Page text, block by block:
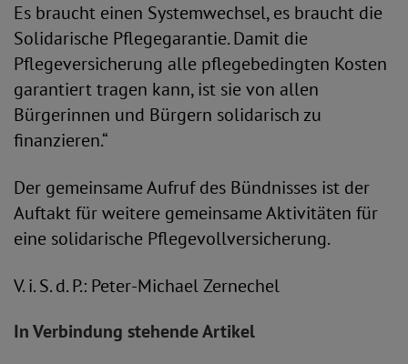
Es braucht einen Systemwechsel, es braucht die
Solidarische Pflegegarantie. Damit die
Pflegeversicherung alle pflegebedingten Kosten
garantiert tragen kann, ist sie von allen
Bürgerinnen und Bürgern solidarisch zu
finanzieren.“
Der gemeinsame Aufruf des Bündnisses ist der
Auftakt für weitere gemeinsame Aktivitäten für
eine solidarische Pflegevollversicherung.
V. i. S. d. P.: Peter-Michael Zernechel
In Verbindung stehende Artikel